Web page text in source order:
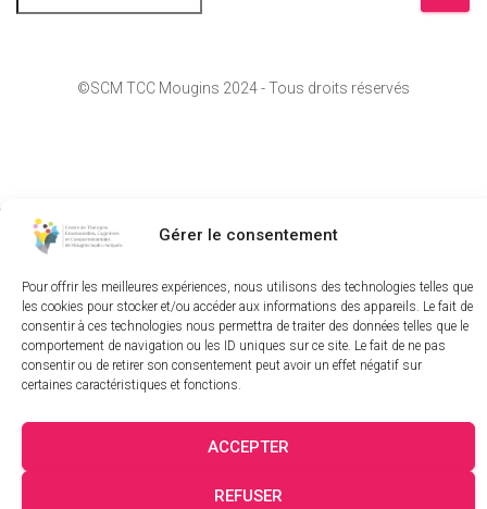
Gérer le consentement
Pour offrir les meilleures expériences, nous utilisons des technologies telles que
les cookies pour stocker et/ou accéder aux informations des appareils. Le fait de
consentir à ces technologies nous permettra de traiter des données telles que le
comportement de navigation ou les ID uniques sur ce site. Le fait de ne pas
consentir ou de retirer son consentement peut avoir un effet négatif sur
certaines caractéristiques et fonctions.
ACCEPTER
REFUSER
e
©SCM TCC Mougins 2024 - Tous droits réservés
Site réalisé par CB&COM